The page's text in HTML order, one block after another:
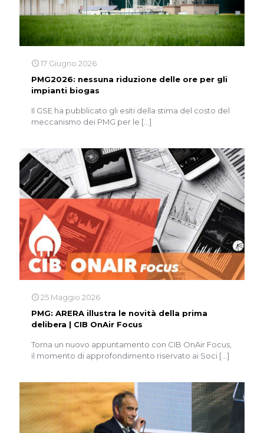
17 Giugno 2026
PMG2026: nessuna riduzione delle ore per gli
impianti biogas
Il GSE ha pubblicato gli esiti della stima del costo del
meccanismo dei PMG per le […]
25 Maggio 2026
PMG: ARERA illustra le novità della prima
delibera |​​​​​​​ CIB OnAir Focus
Torna un nuovo appuntamento con CIB OnAir Focus,
il momento di approfondimento riservato ai Soci […]